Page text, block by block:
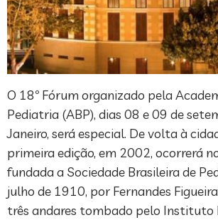
O 18º Fórum organizado pela
Pediatria (ABP), dias 08 e 09 de
Janeiro, será especial. De volta à
primeira edição, em 2002, ocorrerá
fundada a Sociedade Brasileira de
julho de 1910, por Fernandes
três andares tombado pelo Instituto